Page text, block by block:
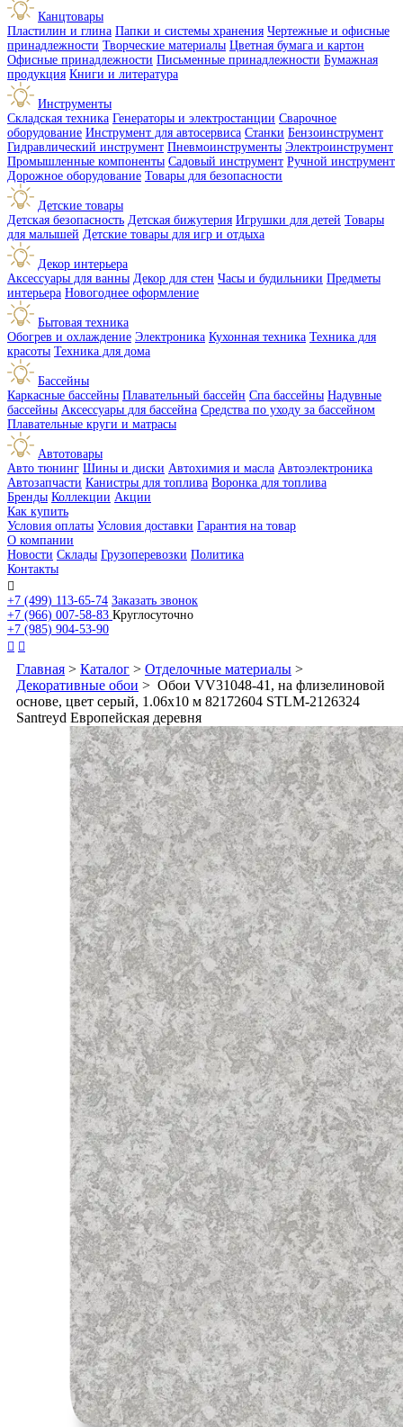
Канцтовары
Пластилин и глина Папки и системы хранения Чертежные и офисные
принадлежности Творческие материалы Цветная бумага и картон
Офисные принадлежности Письменные принадлежности Бумажная
продукция Книги и литература
Инструменты
Складская техника Генераторы и электростанции Сварочное
оборудование Инструмент для автосервиса Станки Бензоинструмент
Гидравлический инструмент Пневмоинструменты Электроинструмент
Промышленные компоненты Садовый инструмент Ручной инструмент
Дорожное оборудование Товары для безопасности
Детские товары
Детская безопасность Детская бижутерия Игрушки для детей Товары
для малышей Детские товары для игр и отдыха
Декор интерьера
Аксессуары для ванны Декор для стен Часы и будильники Предметы
интерьера Новогоднее оформление
Бытовая техника
Обогрев и охлаждение Электроника Кухонная техника Техника для
красоты Техника для дома
Бассейны
Каркасные бассейны Плавательный бассейн Спа бассейны Надувные
бассейны Аксессуары для бассейна Средства по уходу за бассейном
Плавательные круги и матрасы
Автотовары
Авто тюнинг Шины и диски Автохимия и масла Автоэлектроника
Автозапчасти Канистры для топлива Воронка для топлива
Бренды Коллекции Акции
Как купить
Условия оплаты Условия доставки Гарантия на товар
О компании
Новости Склады Грузоперевозки Политика
Контакты

+7 (499) 113-65-74 Заказать звонок
+7 (966) 007-58-83 Круглосуточно
+7 (985) 904-53-90
 
Главная > Каталог > Отделочные материалы >
Декоративные обои > Обои VV31048-41, на флизелиновой
основе, цвет серый, 1.06х10 м 82172604 STLM-2126324
Santreyd Европейская деревня